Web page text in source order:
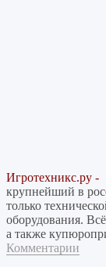
Игротехникс.ру -
крупнейший в
только
оборудования.
а также
Комментарии